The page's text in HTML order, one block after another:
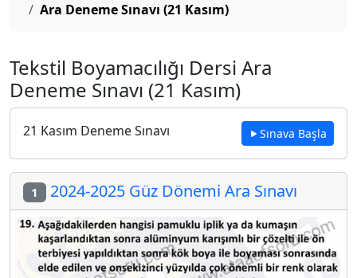
Ara Deneme Sınavı (21 Kasım)
Tekstil Boyamacılığı Dersi Ara
Deneme Sınavı (21 Kasım)
21 Kasım Deneme Sınavı Sınava Başla
1 2024-2025 Güz Dönemi Ara Sınavı